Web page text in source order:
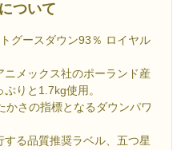
ついて
グースダウン93％ ロイヤル
メックス社のポーランド産
りと1.7kg使用。
かさの指標となるダウンパワ
る品質推奨ラベル、五つ星